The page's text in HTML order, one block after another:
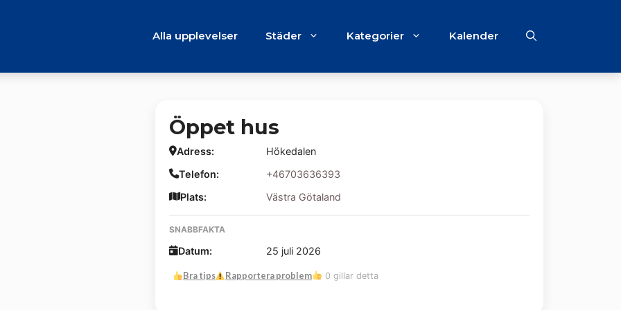
Alla upplevelser Städer Kategorier Kalender
Öppet hus
Adress:
Hökedalen
Telefon:
+46703636393
Plats:
Västra Götaland
SNABBFAKTA
Datum: 25 juli 2026
Bra tips Rapportera problem 0 gillar detta